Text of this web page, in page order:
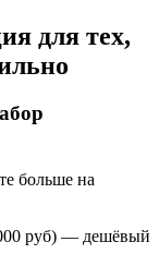
для тех,
больше на
руб) — дешёвый